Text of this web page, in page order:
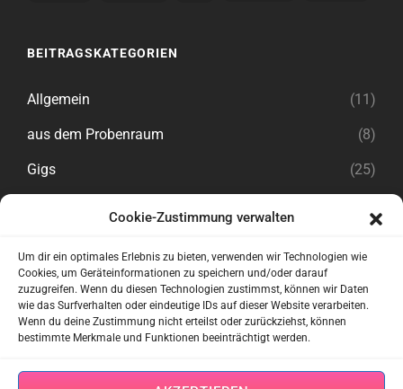
Cookie-Zustimmung verwalten
Um dir ein optimales Erlebnis zu bieten, verwenden wir Technologien wie
Cookies, um Geräteinformationen zu speichern und/oder darauf
zuzugreifen. Wenn du diesen Technologien zustimmst, können wir Daten
wie das Surfverhalten oder eindeutige IDs auf dieser Website verarbeiten.
Wenn du deine Zustimmung nicht erteilst oder zurückziehst, können
bestimmte Merkmale und Funktionen beeinträchtigt werden.
BEITRAGSKATEGORIEN
Allgemein (11)
aus dem Probenraum (8)
Gigs (25)
Impressum
Datenschutzerklärung
Cookie-Richtlinien